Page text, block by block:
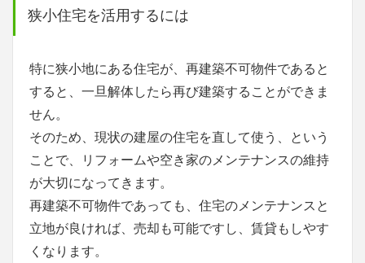
狭小住宅を活用するには
特に狭小地にある住宅が、再建築不可物件であると
すると、一旦解体したら再び建築することができま
せん。
そのため、現状の建屋の住宅を直して使う、という
ことで、リフォームや空き家のメンテナンスの維持
が大切になってきます。
再建築不可物件であっても、住宅のメンテナンスと
立地が良ければ、売却も可能ですし、賃貸もしやす
くなります。